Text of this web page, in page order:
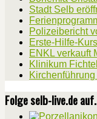
Stadt Selb
Polizeibericht
Erste-Hilfe-
ENKL verkauft
Klinikum
Folge selb-live.de